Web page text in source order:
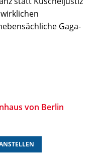
Gaga-
von Berlin